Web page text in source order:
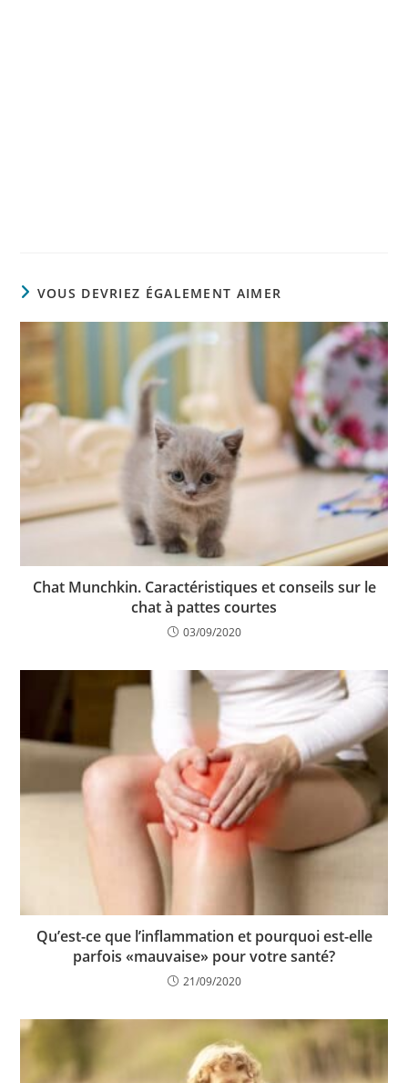
VOUS DEVRIEZ ÉGALEMENT AIMER
Chat Munchkin. Caractéristiques et conseils sur le
chat à pattes courtes
03/09/2020
Qu’est-ce que l’inflammation et pourquoi est-elle
parfois «mauvaise» pour votre santé?
21/09/2020